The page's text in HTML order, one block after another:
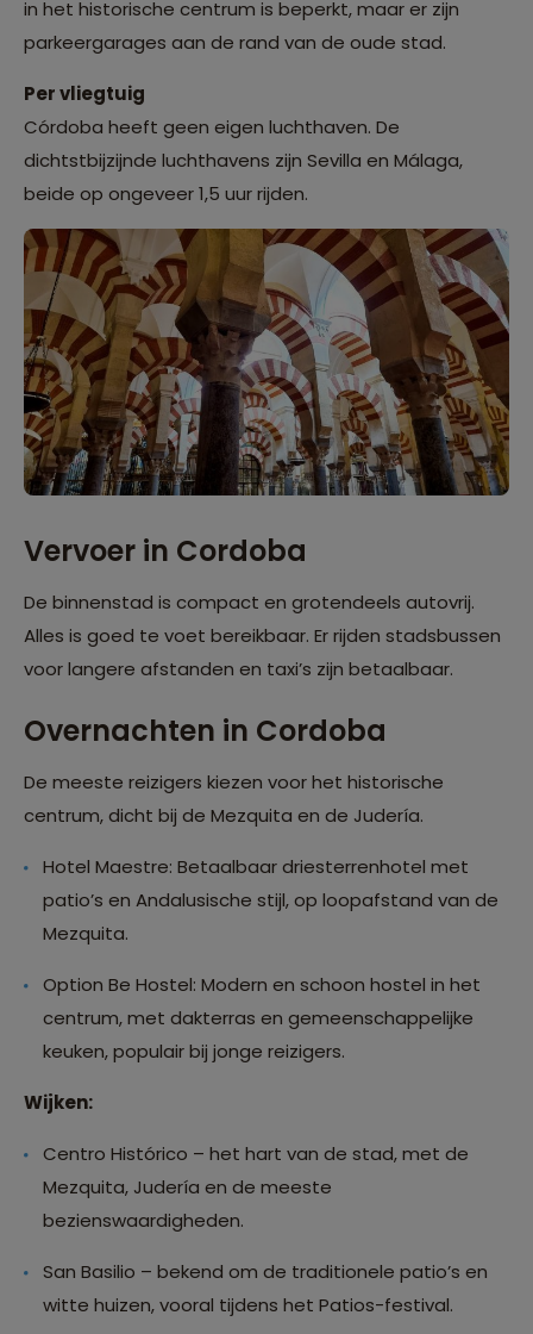
in het historische centrum is beperkt, maar er zijn
parkeergarages aan de rand van de oude stad.
Per vliegtuig
Córdoba heeft geen eigen luchthaven. De
dichtstbijzijnde luchthavens zijn Sevilla en Málaga,
beide op ongeveer 1,5 uur rijden.
Vervoer in Cordoba
De binnenstad is compact en grotendeels autovrij.
Alles is goed te voet bereikbaar. Er rijden stadsbussen
voor langere afstanden en taxi’s zijn betaalbaar.
Overnachten in Cordoba
De meeste reizigers kiezen voor het historische
centrum, dicht bij de Mezquita en de Judería.
Hotel Maestre: Betaalbaar driesterrenhotel met
patio’s en Andalusische stijl, op loopafstand van de
Mezquita.
Option Be Hostel: Modern en schoon hostel in het
centrum, met dakterras en gemeenschappelijke
keuken, populair bij jonge reizigers.
Wijken:
Centro Histórico – het hart van de stad, met de
Mezquita, Judería en de meeste
bezienswaardigheden.
San Basilio – bekend om de traditionele patio’s en
witte huizen, vooral tijdens het Patios-festival.